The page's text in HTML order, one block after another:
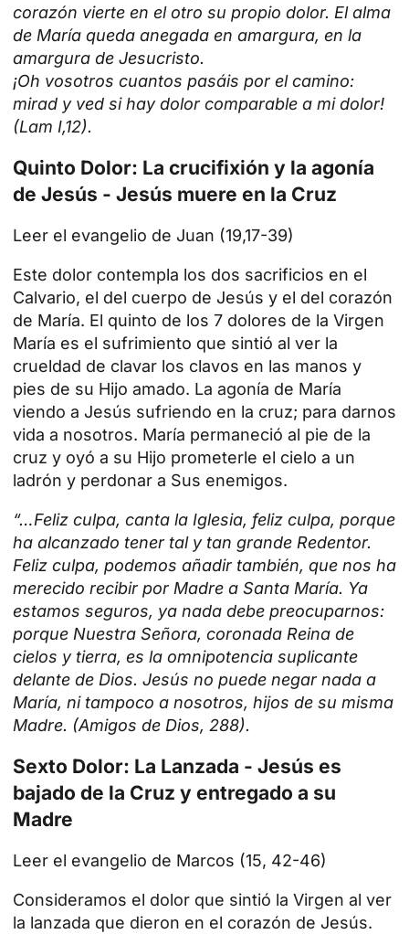
corazón vierte en el otro su propio dolor. El alma
de María queda anegada en amargura, en la
amargura de Jesucristo.
¡Oh vosotros cuantos pasáis por el camino:
mirad y ved si hay dolor comparable a mi dolor!
(Lam I,12).
Quinto Dolor: La crucifixión y la agonía
de Jesús - Jesús muere en la Cruz
Leer el evangelio de Juan (19,17-39)
Este dolor contempla los dos sacrificios en el
Calvario, el del cuerpo de Jesús y el del corazón
de María. El quinto de los 7 dolores de la Virgen
María es el sufrimiento que sintió al ver la
crueldad de clavar los clavos en las manos y
pies de su Hijo amado. La agonía de María
viendo a Jesús sufriendo en la cruz; para darnos
vida a nosotros. María permaneció al pie de la
cruz y oyó a su Hijo prometerle el cielo a un
ladrón y perdonar a Sus enemigos.
“…Feliz culpa, canta la Iglesia, feliz culpa, porque
ha alcanzado tener tal y tan grande Redentor.
Feliz culpa, podemos añadir también, que nos ha
merecido recibir por Madre a Santa María. Ya
estamos seguros, ya nada debe preocuparnos:
porque Nuestra Señora, coronada Reina de
cielos y tierra, es la omnipotencia suplicante
delante de Dios. Jesús no puede negar nada a
María, ni tampoco a nosotros, hijos de su misma
Madre. (Amigos de Dios, 288).
Sexto Dolor: La Lanzada - Jesús es
bajado de la Cruz y entregado a su
Madre
Leer el evangelio de Marcos (15, 42-46)
Consideramos el dolor que sintió la Virgen al ver
la lanzada que dieron en el corazón de Jesús.